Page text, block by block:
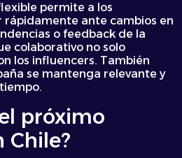
permite a los
rápidamente ante cambios en
o feedback de la
colaborativo no solo
los influencers. También
se mantenga relevante y
próximo
Chile?